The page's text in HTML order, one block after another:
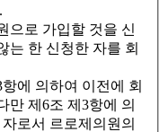
으로 가입할 것을 신
는 한 신청한 자를 회
에 의하여 이전에 회
만 제6조 제3항에 의
로서 르로제의원의